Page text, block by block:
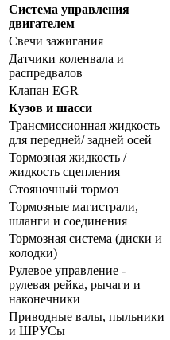
Система управления
двигателем
Свечи зажигания
Датчики коленвала и
распредвалов
Клапан EGR
Кузов и шасси
Трансмиссионная жидкость
для передней/ задней осей
Тормозная жидкость /
жидкость сцепления
Стояночный тормоз
Тормозные магистрали,
шланги и соединения
Тормозная система (диски и
колодки)
Рулевое управление -
рулевая рейка, рычаги и
наконечники
Приводные валы, пыльники
и ШРУСы